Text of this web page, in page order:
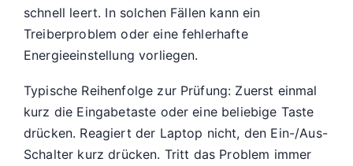
schnell leert. In solchen Fällen kann ein
Treiberproblem oder eine fehlerhafte
Energieeinstellung vorliegen.
Typische Reihenfolge zur Prüfung: Zuerst einmal
kurz die Eingabetaste oder eine beliebige Taste
drücken. Reagiert der Laptop nicht, den Ein-/Aus-
Schalter kurz drücken. Tritt das Problem immer